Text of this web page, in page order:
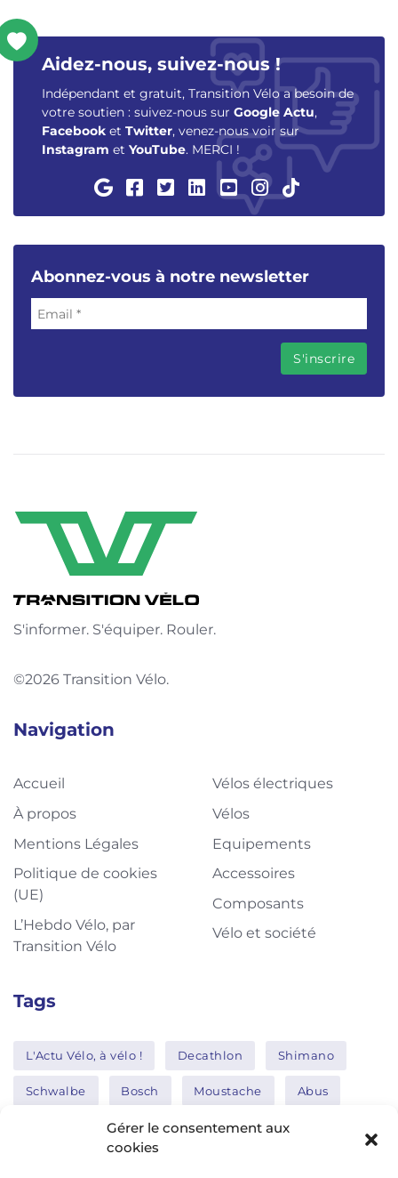
Gérer le consentement aux
cookies
Aidez-nous, suivez-nous !
Indépendant et gratuit, Transition Vélo a besoin de
votre soutien : suivez-nous sur Google Actu,
Facebook et Twitter, venez-nous voir sur
Instagram et YouTube. MERCI !
Abonnez-vous à notre newsletter
S'informer. S'équiper. Rouler.
©2026 Transition Vélo.
Navigation
Accueil
À propos
Mentions Légales
Politique de cookies
(UE)
L’Hebdo Vélo, par
Transition Vélo
Vélos électriques
Vélos
Equipements
Accessoires
Composants
Vélo et société
Tags
L'Actu Vélo, à vélo ! Decathlon Shimano
Schwalbe Bosch Moustache Abus
Thule Nakamura